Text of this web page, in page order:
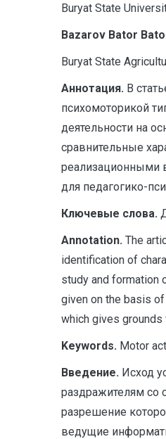
Buryat State
Bazarov Bator
Buryat State
Аннотация. В
психомоторикой
деятельности на
сравнительные
реализационными
для педагогико-
Ключевые слова.
Annotation. The
identification of
study and formation
given on the basis
which gives
Keywords. Motor
Введение. Исход
раздражителям со
разрешение
ведущие